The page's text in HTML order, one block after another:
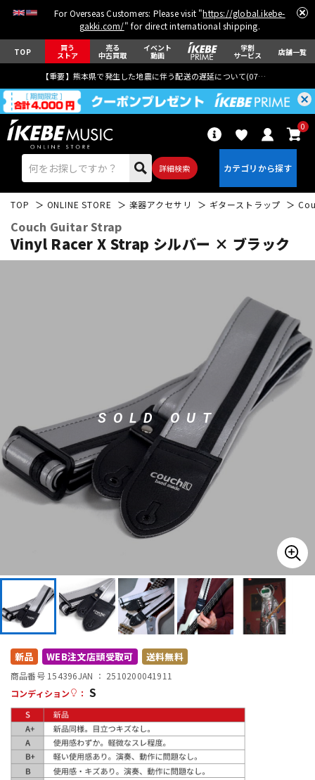
For Overseas Customers: Please visit "https://global.ikebe-
gakki.com/" for direct international shipping.
TOP 買う
ストア
売る
中古買取
イベント
動画
学割
サービス 店舗一覧
【重要】熊本県で発生した地震に伴う配送の遅延について(07月29日
詳細検索
0
ウクレレ
パーカッション
キーボード 電子ピアノ
管楽器 その他楽器
DJ機器 DTM
配信/ライブ機器
中古
TOP ONLINE STORE 楽器アクセサリ ギターストラップ
Couch Guitar Strap
Vinyl Racer X Strap シルバー × ブラック
SOLD OUT
新品 WEB注文店頭受取可 送料無料
商品番号 154396JAN ： 2510200041911
コンディション
： S